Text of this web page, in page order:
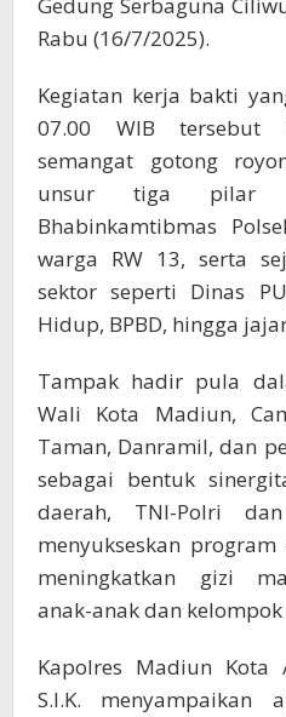
Gedung Serbaguna
Rabu (16/7/2025).
Kegiatan kerja bakti
07.00 WIB tersebut
semangat gotong
unsur tiga pilar
Bhabinkamtibmas
warga RW 13, serta
sektor seperti Dinas
Hidup, BPBD, hingga
Tampak hadir pula
Wali Kota Madiun,
Taman, Danramil, dan
sebagai bentuk
daerah, TNI-Polri
menyukseskan
meningkatkan gizi
anak-anak dan
Kapolres Madiun Kota
S.I.K. menyampaikan